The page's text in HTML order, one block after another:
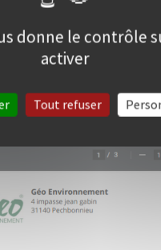
donne le contrôle
activer
Tout refuser